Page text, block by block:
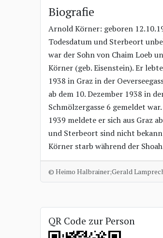
Biografie
Arnold Körner: geboren
Todesdatum und Sterbeort
war der Sohn von Chaim Loeb
Körner (geb. Eisenstein). Er
1938 in Graz in der
ab dem 10. Dezember 1938 in
Schmölzergasse 6 gemeldet
1939 meldete er sich aus Graz
und Sterbeort sind nicht
Körner starb während der
© Heimo Halbrainer;Gerald
QR Code zur Person